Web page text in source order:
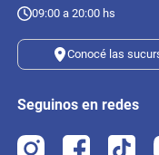
09:00 a 20:00 hs
Conocé las
Seguinos en redes